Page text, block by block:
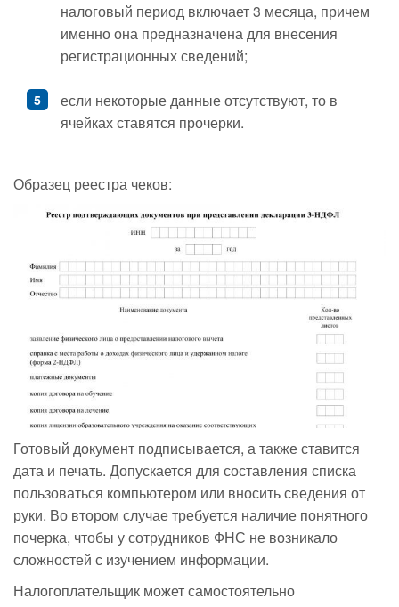
налоговый период включает 3 месяца, причем
именно она предназначена для внесения
регистрационных сведений;
если некоторые данные отсутствуют, то в
ячейках ставятся прочерки.
Образец реестра чеков:
Готовый документ подписывается, а также ставится
дата и печать. Допускается для составления списка
пользоваться компьютером или вносить сведения от
руки. Во втором случае требуется наличие понятного
почерка, чтобы у сотрудников ФНС не возникало
сложностей с изучением информации.
Налогоплательщик может самостоятельно